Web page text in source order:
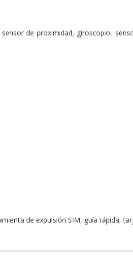
de proximidad, giroscopio,
de expulsión SIM, guía rápida,